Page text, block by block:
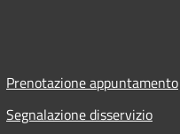
Prenotazione appuntamento
Segnalazione disservizio